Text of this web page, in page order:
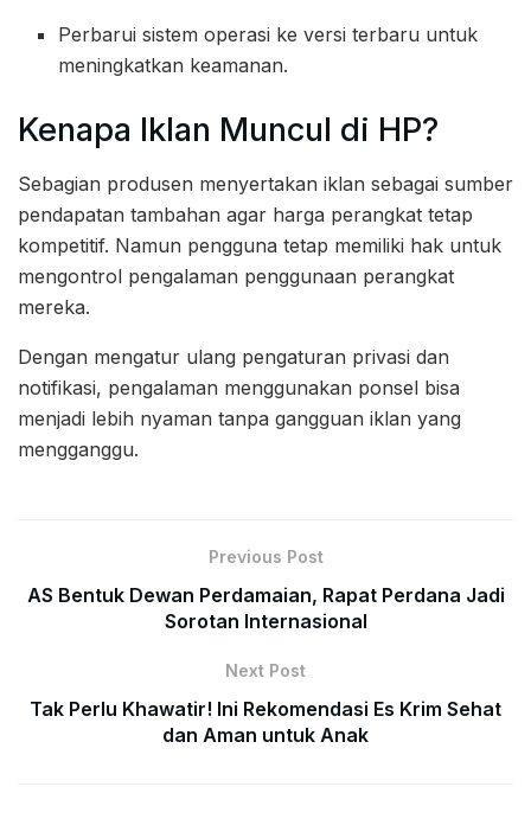
Perbarui sistem operasi ke versi terbaru untuk
meningkatkan keamanan.
Kenapa Iklan Muncul di HP?
Sebagian produsen menyertakan iklan sebagai sumber
pendapatan tambahan agar harga perangkat tetap
kompetitif. Namun pengguna tetap memiliki hak untuk
mengontrol pengalaman penggunaan perangkat
mereka.
Dengan mengatur ulang pengaturan privasi dan
notifikasi, pengalaman menggunakan ponsel bisa
menjadi lebih nyaman tanpa gangguan iklan yang
mengganggu.
Previous Post
AS Bentuk Dewan Perdamaian, Rapat Perdana Jadi
Sorotan Internasional
Next Post
Tak Perlu Khawatir! Ini Rekomendasi Es Krim Sehat
dan Aman untuk Anak